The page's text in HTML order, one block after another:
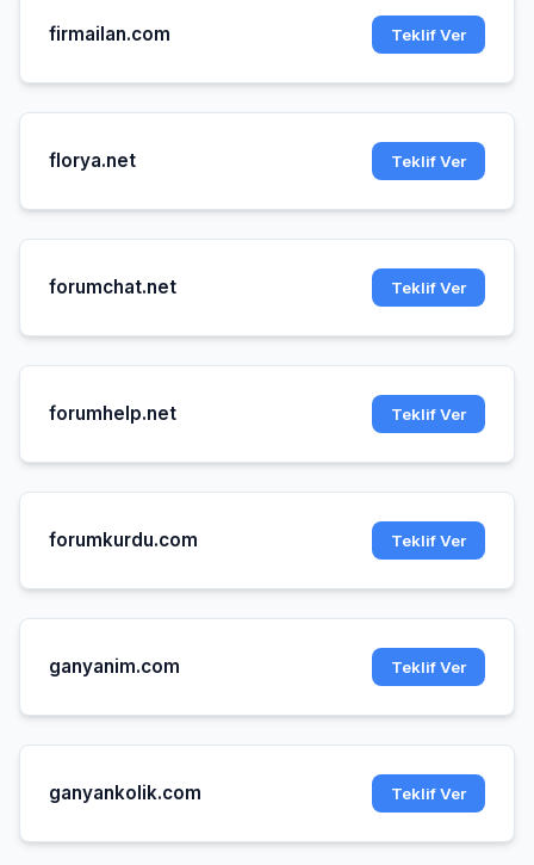
firmailan.com Teklif Ver
florya.net Teklif Ver
forumchat.net Teklif Ver
forumhelp.net Teklif Ver
forumkurdu.com Teklif Ver
ganyanim.com Teklif Ver
ganyankolik.com Teklif Ver